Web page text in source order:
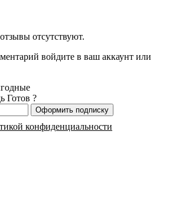
отсутствуют.
войдите в ваш аккаунт или
Готов ?
Оформить подписку
конфиденциальности